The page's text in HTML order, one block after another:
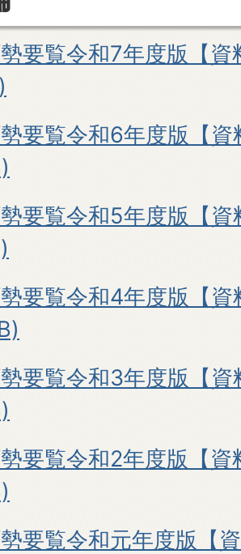
要覧令和7年度版【
要覧令和6年度版【
要覧令和5年度版【
要覧令和4年度版【
要覧令和3年度版【
要覧令和2年度版【
要覧令和元年度版【